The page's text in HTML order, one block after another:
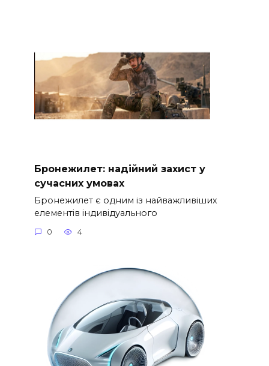
Бронежилет: надійний захист у
сучасних умовах
Бронежилет є одним із найважливіших
елементів індивідуального
0 4